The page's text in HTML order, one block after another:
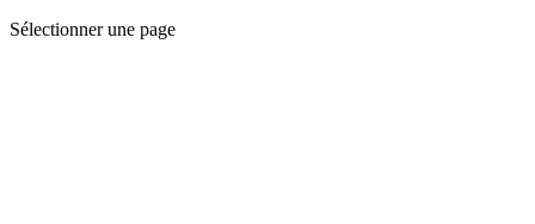
Sélectionner une page